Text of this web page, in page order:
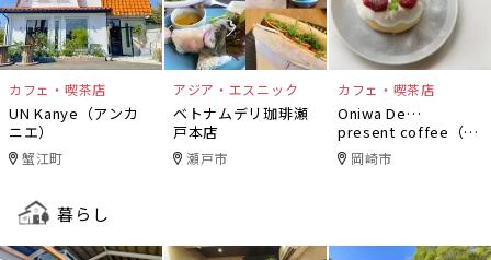
カフェ・喫茶店
UN Kanye（アンカ
ニエ）
蟹江町
アジア・エスニック
ベトナムデリ珈琲瀬
戸本店
瀬戸市
カフェ・喫茶店
Oniwa De…
present coffee（オ
ニワデ）
岡崎市
暮らし